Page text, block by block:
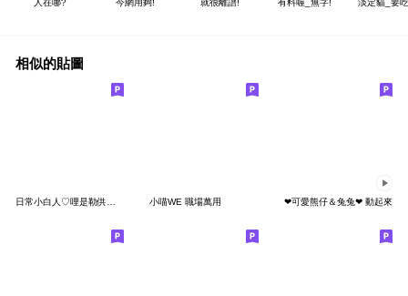
人在哪? 今網用夠! 就很離譜! 有料喔_無字! 淡定貓_要
相似的貼圖
日常小白人♡哩是勒供三小北七 小喵WE 職場萬用 ❤可愛熊仔＆兔兔❤ 動起來